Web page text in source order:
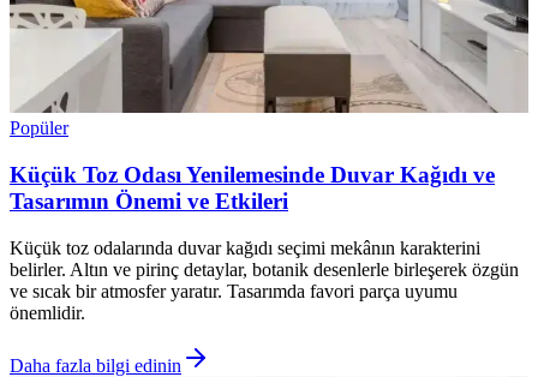
Popüler
Küçük Toz Odası Yenilemesinde Duvar Kağıdı ve
Tasarımın Önemi ve Etkileri
Küçük toz odalarında duvar kağıdı seçimi mekânın karakterini
belirler. Altın ve pirinç detaylar, botanik desenlerle birleşerek özgün
ve sıcak bir atmosfer yaratır. Tasarımda favori parça uyumu
önemlidir.
Daha fazla bilgi edinin